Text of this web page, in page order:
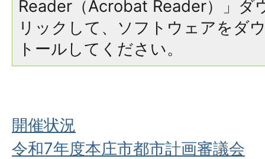
Reader（Acrobat Reader）」ダ
リックして、ソフトウェアをダ
トールしてください。
開催状況
令和7年度本庄市都市計画審議会